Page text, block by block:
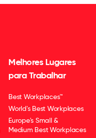
Melhores Lugares
para Trabalhar
Best Workplaces™
World's Best Workplaces
Europe's Small &
Medium Best Workplaces